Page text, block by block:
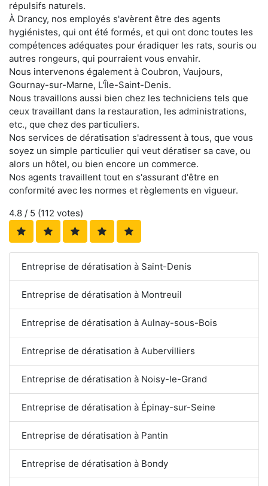
répulsifs naturels.
À Drancy, nos employés s'avèrent être des agents
hygiénistes, qui ont été formés, et qui ont donc toutes les
compétences adéquates pour éradiquer les rats, souris ou
autres rongeurs, qui pourraient vous envahir.
Nous intervenons également à Coubron, Vaujours,
Gournay-sur-Marne, L'Île-Saint-Denis.
Nous travaillons aussi bien chez les techniciens tels que
ceux travaillant dans la restauration, les administrations,
etc., que chez des particuliers.
Nos services de dératisation s'adressent à tous, que vous
soyez un simple particulier qui veut dératiser sa cave, ou
alors un hôtel, ou bien encore un commerce.
Nos agents travaillent tout en s'assurant d'être en
conformité avec les normes et règlements en vigueur.
4.8 / 5 (112 votes)
Entreprise de dératisation à Saint-Denis
Entreprise de dératisation à Montreuil
Entreprise de dératisation à Aulnay-sous-Bois
Entreprise de dératisation à Aubervilliers
Entreprise de dératisation à Noisy-le-Grand
Entreprise de dératisation à Épinay-sur-Seine
Entreprise de dératisation à Pantin
Entreprise de dératisation à Bondy